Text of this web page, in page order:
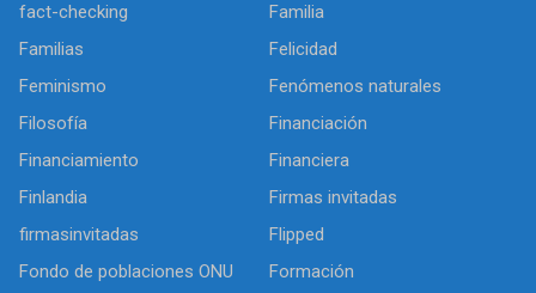
fact-checking
Familia
Familias
Felicidad
Feminismo
Fenómenos naturales
Filosofía
Financiación
Financiamiento
Financiera
Finlandia
Firmas invitadas
firmasinvitadas
Flipped
Fondo de poblaciones ONU
Formación